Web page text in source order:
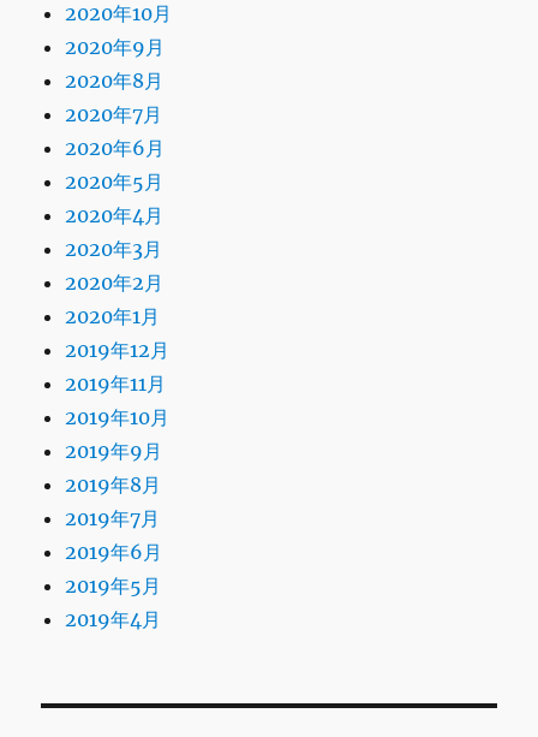
2020年10月
2020年9月
2020年8月
2020年7月
2020年6月
2020年5月
2020年4月
2020年3月
2020年2月
2020年1月
2019年12月
2019年11月
2019年10月
2019年9月
2019年8月
2019年7月
2019年6月
2019年5月
2019年4月